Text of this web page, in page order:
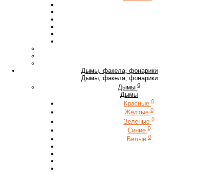
Дымы, факела, фонарики
Дымы, факела, фонарики
Дымы 0
Дымы
Красные 0
Желтые 0
Зеленые 0
Синие 0
Белые 0